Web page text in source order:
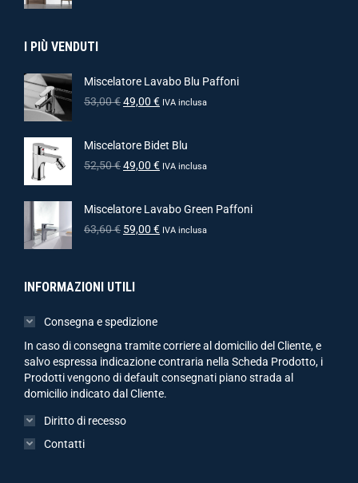
I PIÙ VENDUTI
Miscelatore Lavabo Blu Paffoni
53,00€49,00 € IVA inclusa
Miscelatore Bidet Blu
52,50€49,00 € IVA inclusa
Miscelatore Lavabo Green Paffoni
63,60€ 59,00 € IVA inclusa
INFORMAZIONI UTILI
Consegna e spedizione
In caso di consegna tramite corriere al domicilio del Cliente, e
salvo espressa indicazione contraria nella Scheda Prodotto, i
Prodotti vengono di default consegnati piano strada al
domicilio indicato dal Cliente.
Diritto di recesso
Contatti